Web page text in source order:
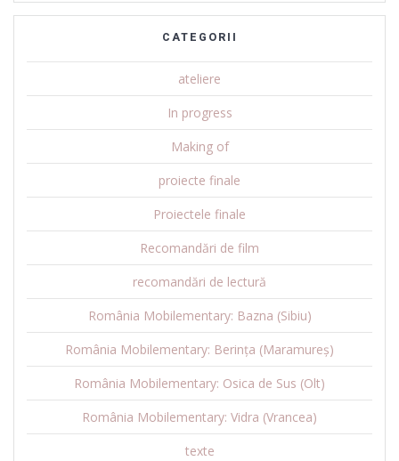
CATEGORII
ateliere
In progress
Making of
proiecte finale
Proiectele finale
Recomandări de film
recomandări de lectură
România Mobilementary: Bazna (Sibiu)
România Mobilementary: Berința (Maramureș)
România Mobilementary: Osica de Sus (Olt)
România Mobilementary: Vidra (Vrancea)
texte